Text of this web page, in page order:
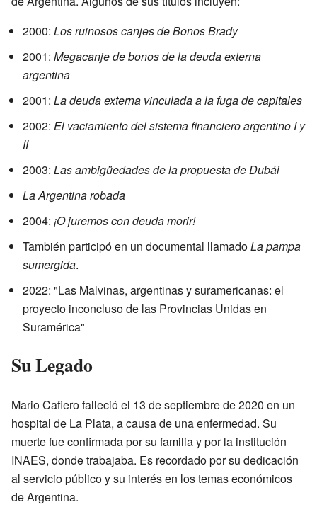
2000: Los ruinosos canjes de Bonos Brady
2001: Megacanje de bonos de la deuda externa
argentina
2001: La deuda externa vinculada a la fuga de capitales
2002: El vaciamiento del sistema financiero argentino I y
II
2003: Las ambigüedades de la propuesta de Dubái
La Argentina robada
2004: ¡O juremos con deuda morir!
También participó en un documental llamadoLa pampa
sumergida.
2022: "Las Malvinas, argentinas y suramericanas: el
proyecto inconcluso de las Provincias Unidas en
Suramérica"
Su Legado
Mario Cafiero falleció el 13 de septiembre de 2020 en un
hospital de La Plata, a causa de una enfermedad. Su
muerte fue confirmada por su familia y por la institución
INAES, donde trabajaba. Es recordado por su dedicación
al servicio público y su interés en los temas económicos
de Argentina.